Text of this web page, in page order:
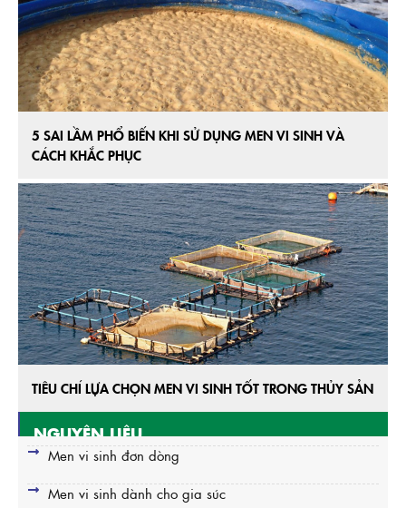
5 SAI LẦM PHỔ BIẾN KHI SỬ DỤNG MEN VI SINH VÀ
CÁCH KHẮC PHỤC
TIÊU CHÍ LỰA CHỌN MEN VI SINH TỐT TRONG THỦY SẢN
NGUYÊN LIỆU
Men vi sinh đơn dòng
Men vi sinh dành cho gia súc